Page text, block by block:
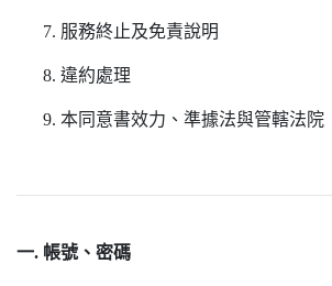
服務終止及免責說明
違約處理
本同意書效力、準據法與管轄法院
一. 帳號、密碼